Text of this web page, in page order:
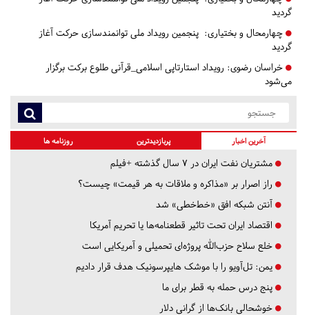
گردید
چهارمحال و بختیاری: پنجمین رویداد ملی توانمندسازی حرکت آغاز
گردید
خراسان رضوی: رویداد استارتاپی اسلامی_قرآنی طلوع برکت برگزار
می‌شود
آخرین اخبار پربازدیدترین روزنامه ها
مشتریان نفت ایران در ۷ سال گذشته +فیلم
راز اصرار بر «مذاکره و ملاقات به هر قیمت» چیست؟
آنتن شبکه افق «خط‌خطی» شد
اقتصاد ایران تحت تاثیر قطعنامه‌ها یا تحریم‌ آمریکا
خلع سلاح حزب‌الله پروژه‌ای تحمیلی و آمریکایی است
یمن: تل‌آویو را با موشک هایپرسونیک هدف قرار دادیم
پنج درس‌ حمله به قطر برای ما
خوشحالی بانک‌ها از گرانی دلار